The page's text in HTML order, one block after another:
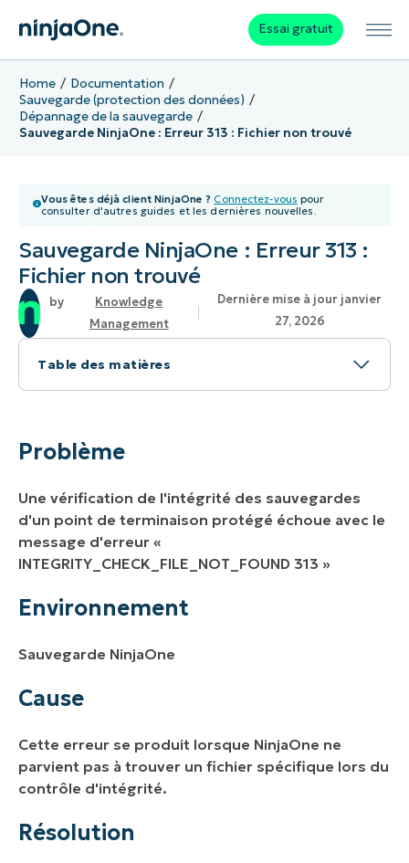
Essai gratuit
Home
Documentation
Sauvegarde (protection des données)
Dépannage de la sauvegarde
Sauvegarde NinjaOne : Erreur 313 : Fichier non trouvé
Vous êtes déjà client NinjaOne ? Connectez-vous pour
consulter d'autres guides et les dernières nouvelles.
Sauvegarde NinjaOne : Erreur 313 :
Fichier non trouvé
Knowledge
Management
Dernière mise à jour janvier
27, 2026
Table des matières
Problème
Résolution
Ressources
Problème
Une vérification de l'intégrité des sauvegardes
d'un point de terminaison protégé échoue avec le
message d'erreur «
INTEGRITY_CHECK_FILE_NOT_FOUND 313 »
Environnement
Sauvegarde NinjaOne
Cause
Cette erreur se produit lorsque NinjaOne ne
parvient pas à trouver un fichier spécifique lors du
contrôle d'intégrité.
Résolution